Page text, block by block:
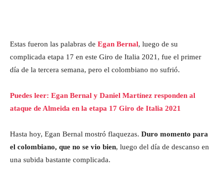
Estas fueron las palabras de Egan Bernal, luego de su
complicada etapa 17 en este Giro de Italia 2021, fue el primer
día de la tercera semana, pero el colombiano no sufrió.
Puedes leer: Egan Bernal y Daniel Martínez responden al
ataque de Almeida en la etapa 17 Giro de Italia 2021
Hasta hoy, Egan Bernal mostró flaquezas. Duro momento para
el colombiano, que no se vio bien, luego del día de descanso en
una subida bastante complicada.